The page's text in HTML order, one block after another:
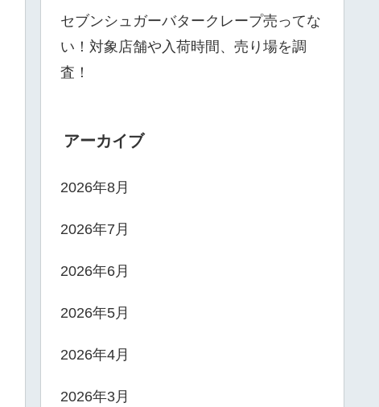
セブンシュガーバタークレープ売ってな
い！対象店舗や入荷時間、売り場を調
査！
アーカイブ
2026年8月
2026年7月
2026年6月
2026年5月
2026年4月
2026年3月